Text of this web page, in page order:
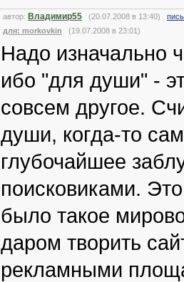
автор: Владимир55 (20.07.2008 в 13:40)
для: morkovkin (19.07.2008 в 23:01)
Надо изначально
ибо "для души" -
совсем другое.
души, когда-то
глубочайшее
поисковиками.
было такое
даром творить
рекламными